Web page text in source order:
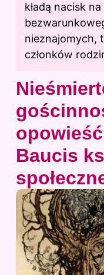
kładą nacisk
nieznajomych,
członków
Baucis